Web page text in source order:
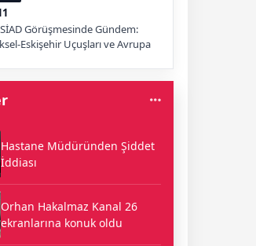
Görüşmesinde Gündem:
Eskişehir Uçuşları ve Avrupa
Hastane Müdüründen Şiddet
İddiası
Orhan Hakalmaz Kanal 26
ekranlarına konuk oldu